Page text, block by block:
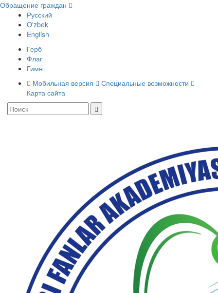
Обращение граждан
Русский
O'zbek
English
Герб
Флаг
Гимн
Мобильная версия
Специальные возможности
Карта сайта